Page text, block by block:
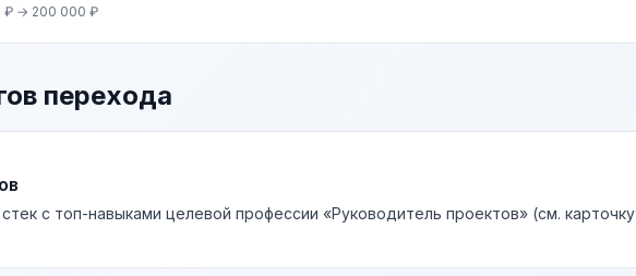
₽ → 200 000 ₽
перехода
с топ-навыками целевой профессии «Руководитель проектов» (см. карточку